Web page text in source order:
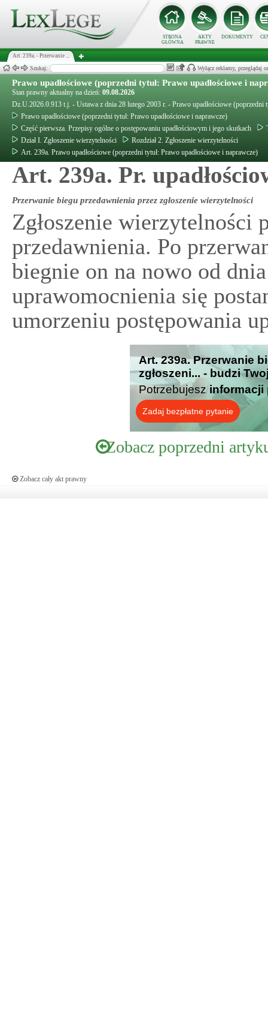
STRONA
GŁÓWNA
AKTY
PRAWNE
DOKUMENTY
Art. 239a. - Przerwanie ...
Szukaj: Wyłącz reklamy, przeglądaj
Prawo upadłościowe (poprzedni tytuł: Prawo upadłościowe i
Stan prawny aktualny na dzień: 09.08.2026
Dz.U.2026.0.913 t.j. - Ustawa z dnia 28 lutego 2003 r. - Prawo upadłościowe (poprzedni
Prawo upadłościowe (poprzedni tytuł: Prawo upadłościowe i naprawcze)
Część pierwsza. Przepisy ogólne o postępowaniu upadłościowym i jego skutkach
Dział I. Zgłoszenie wierzytelności
Rozdział 2. Zgłoszenie wierzytelności
Art. 239a. Prawo upadłościowe (poprzedni tytuł: Prawo upadłościowe i naprawcze)
Art. 239a. Pr.
Przerwanie biegu przedawnienia przez zgłoszenie wierzytelności
Zgłoszenie wierzytelności
przedawnienia. Po
biegnie on na nowo od
uprawomocnienia się
umorzeniu postępowania
Art. 239a. Przerwanie
zgłoszeni... - budzi
Potrzebujesz informacji
Zadaj bezpłatne pytanie
Zobacz poprzedni
Zobacz cały akt prawny